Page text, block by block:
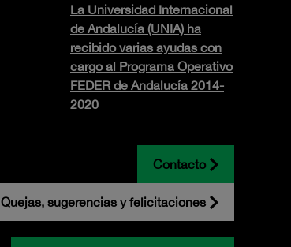
La Universidad Internacional
de Andalucía (UNIA) ha
recibido varias ayudas con
cargo al Programa Operativo
FEDER de Andalucía 2014-
2020
Contacto
Quejas, sugerencias y felicitaciones